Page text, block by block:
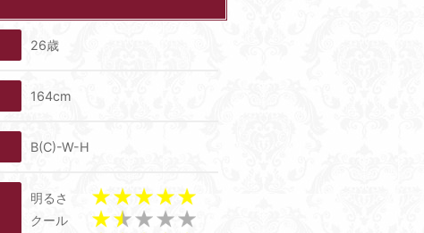
26歳
164cm
B(C)-W-H
明るさ
クール